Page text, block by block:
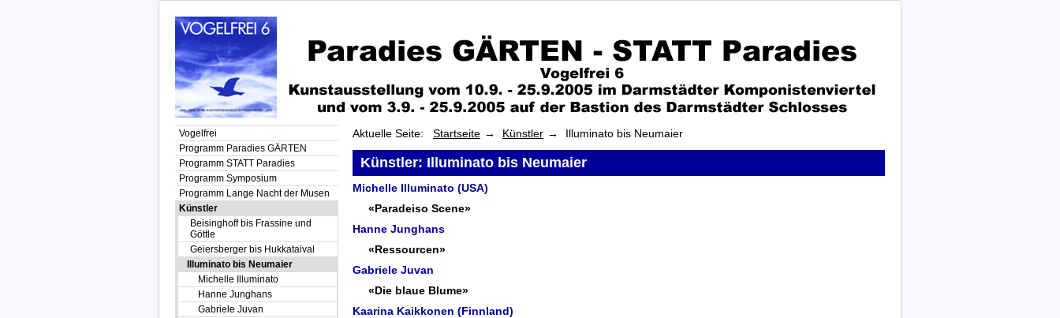
Vogelfrei
Programm Paradies GÄRTEN
Programm STATT Paradies
Programm Symposium
Programm Lange Nacht der Musen
Künstler
Beisinghoff bis Frassine und
Göttle
Geiersberger bis Hukkataival
Illuminato bis Neumaier
Michelle Illuminato
Hanne Junghans
Gabriele Juvan
Aktuelle Seite: Startseite Künstler Illuminato bis Neumaier
Künstler: Illuminato bis Neumaier
Michelle Illuminato (USA)
«Paradeiso Scene»
Hanne Junghans
«Ressourcen»
Gabriele Juvan
«Die blaue Blume»
Kaarina Kaikkonen (Finnland)